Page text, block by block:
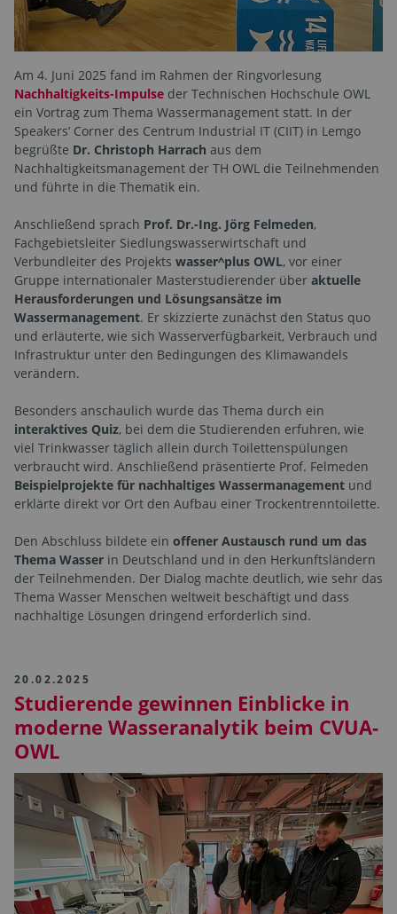
Am 4. Juni 2025 fand im Rahmen der Ringvorlesung
Nachhaltigkeits-Impulse der Technischen Hochschule OWL
ein Vortrag zum Thema Wassermanagement statt. In der
Speakers’ Corner des Centrum Industrial IT (CIIT) in Lemgo
begrüßte Dr. Christoph Harrach aus dem
Nachhaltigkeitsmanagement der TH OWL die Teilnehmenden
und führte in die Thematik ein.
Anschließend sprach Prof. Dr.-Ing. Jörg Felmeden,
Fachgebietsleiter Siedlungswasserwirtschaft und
Verbundleiter des Projekts wasser^plus OWL, vor einer
Gruppe internationaler Masterstudierender über aktuelle
Herausforderungen und Lösungsansätze im
Wassermanagement. Er skizzierte zunächst den Status quo
und erläuterte, wie sich Wasserverfügbarkeit, Verbrauch und
Infrastruktur unter den Bedingungen des Klimawandels
verändern.
Besonders anschaulich wurde das Thema durch ein
interaktives Quiz, bei dem die Studierenden erfuhren, wie
viel Trinkwasser täglich allein durch Toilettenspülungen
verbraucht wird. Anschließend präsentierte Prof. Felmeden
Beispielprojekte für nachhaltiges Wassermanagement und
erklärte direkt vor Ort den Aufbau einer Trockentrenntoilette.
Den Abschluss bildete ein offener Austausch rund um das
Thema Wasser in Deutschland und in den Herkunftsländern
der Teilnehmenden. Der Dialog machte deutlich, wie sehr das
Thema Wasser Menschen weltweit beschäftigt und dass
nachhaltige Lösungen dringend erforderlich sind.
20.02.2025
Studierende gewinnen Einblicke in
moderne Wasseranalytik beim CVUA-
OWL